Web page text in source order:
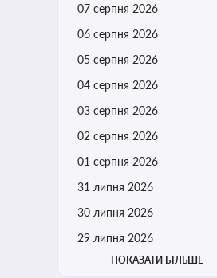
07 серпня 2026
06 серпня 2026
05 серпня 2026
04 серпня 2026
03 серпня 2026
02 серпня 2026
01 серпня 2026
31 липня 2026
30 липня 2026
29 липня 2026
ПОКАЗАТИ БІЛЬШЕ